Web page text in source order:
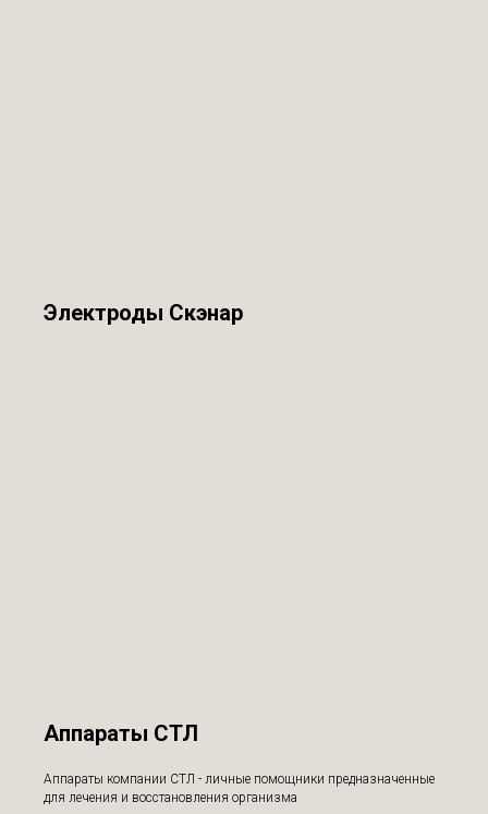
Электроды Скэнар
Аппараты СТЛ
Аппараты компании СТЛ - личные помощники предназначенные
для лечения и восстановления организма